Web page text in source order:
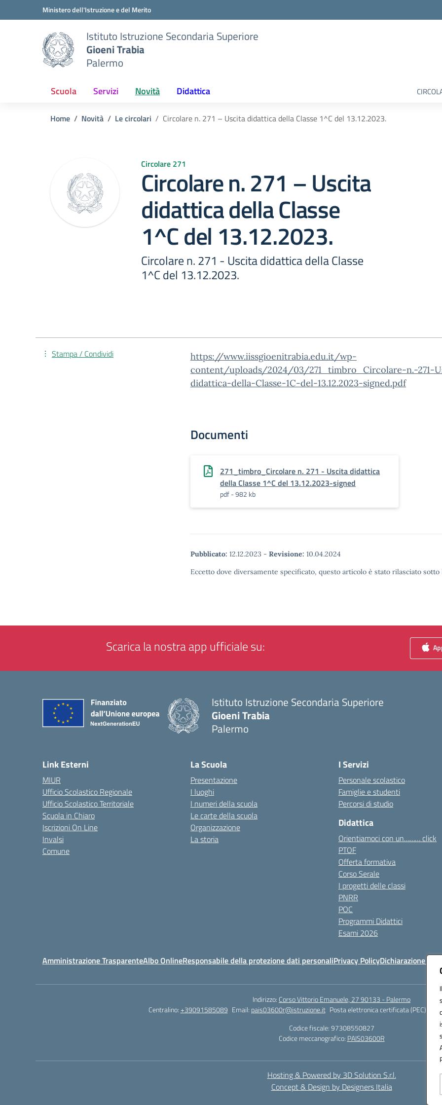
Vai ai contenuti
Vai al menu di navigazioneMinistero dell'Istruzione e del Merito
Istituto Istruzione Secondaria Superiore
Gioeni Trabia
Palermo
Scuola Servizi Novità Didattica
Home Novità Le circolari Circolare n. 271 – Uscita didattica della Classe 1^C del 13.12.2023.
Circolare 271
Circolare n. 271 – Uscita
didattica della Classe
1^C del 13.12.2023.
Circolare n. 271 - Uscita didattica della Classe
1^C del 13.12.2023.
https://www.iissgioenitrabia.edu.it/wp-
content/uploads/2024/03/271_timbro_Circolare-n.-271-
didattica-della-Classe-1C-del-13.12.2023-signed.pdf
Documenti
271_timbro_Circolare n. 271 - Uscita didattica
della Classe 1^C del 13.12.2023-signed
pdf - 982 kb
Pubblicato: 12.12.2023 - Revisione: 10.04.2024
Eccetto dove diversamente specificato, questo articolo è stato rilasciato
Stampa / Condividi
Scarica la nostra app ufficiale su:
Istituto Istruzione Secondaria Superiore
Gioeni Trabia
Palermo
Link Esterni
MIUR
Ufficio Scolastico Regionale
Ufficio Scolastico Territoriale
Scuola in Chiaro
Iscrizioni On Line
Invalsi
Comune
La Scuola
Presentazione
I luoghi
I numeri della scuola
Le carte della scuola
Organizzazione
La storia
I Servizi
Personale scolastico
Famiglie e studenti
Percorsi di studio
Didattica
Orientiamoci con un……… click
PTOF
Offerta formativa
Corso Serale
I progetti delle classi
PNRR
POC
Programmi Didattici
Esami 2026
Amministrazione TrasparenteAlbo OnlineResponsabile della protezione dati personaliPrivacy PolicyDichiarazione di
Indirizzo: Corso Vittorio Emanuele, 27 90133 - Palermo
Centralino:+39091585089 Email: pais03600r@istruzione.it Posta elettronica certificata (PEC):
Codice fiscale: 97308550827
Codice meccanografico: PAIS03600R
Hosting & Powered by 3D Solution S.r.l.
Concept & Design by Designers Italia